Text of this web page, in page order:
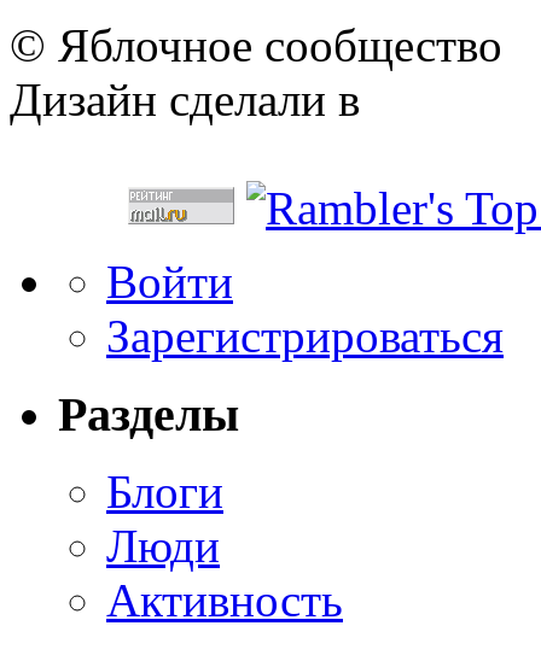
© Яблочное сообщество
Дизайн сделали в
Войти
Зарегистрироваться
Разделы
Блоги
Люди
Активность